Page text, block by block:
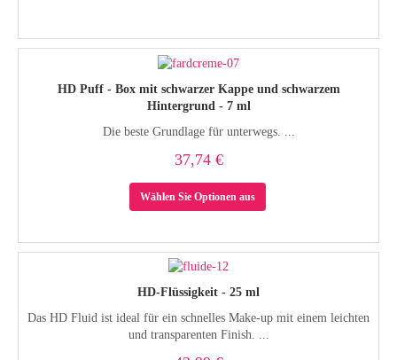
HD Puff - Box mit schwarzer Kappe und schwarzem
Hintergrund - 7 ml
Die beste Grundlage für unterwegs. ...
37,74 €
Wählen Sie Optionen aus
HD-Flüssigkeit - 25 ml
Das HD Fluid ist ideal für ein schnelles Make-up mit einem leichten
und transparenten Finish. ...